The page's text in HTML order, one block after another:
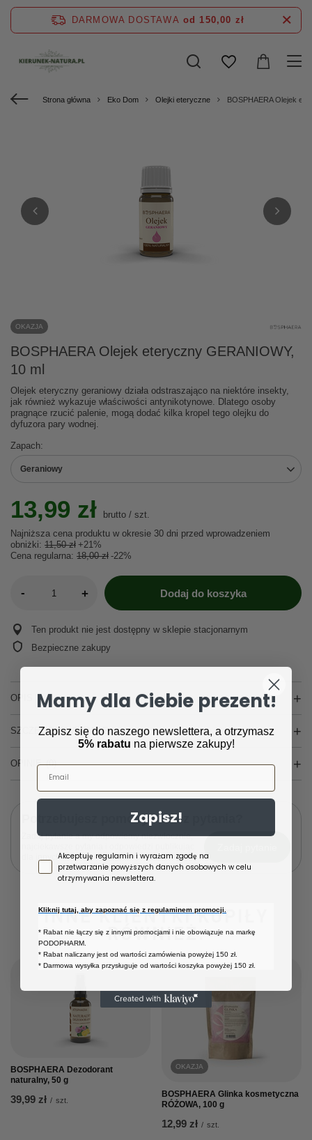
DARMOWA DOSTAWA od 150,00 zł
Strona główna Eko Dom Olejki eteryczne BOSPHAERA Olejek
OKAZJA
BOSPHAERA Olejek eteryczny GERANIOWY,
10 ml
Olejek eteryczny geraniowy działa odstraszająco na niektóre insekty,
jak również wykazuje właściwości antynikotynowe. Dlatego osoby
pragnące rzucić palenie, mogą dodać kilka kropel tego olejku do
dyfuzora pary wodnej.
Zapach
Geraniowy
13,99 zł brutto / szt.
Najniższa cena produktu w okresie 30 dni przed wprowadzeniem
obniżki: 11,50 zł +21%
Cena regularna: 18,00 zł -22%
- + Dodaj do koszyka
Ten produkt nie jest dostępny w sklepie stacjonarnym
Bezpieczne zakupy
OPIS
SZCZEGÓŁOWE DANE
OPINIE (0)
Potrzebujesz pomocy? Masz pytania?
Zadaj pytanie a my odpowiemy niezwłocznie,
dla innych.
INNE KLIENTKI KUPIŁY
RÓWNIEŻ:
BOSPHAERA Dezodorant
naturalny, 50 g
39,99 zł / szt.
OKAZJA
BOSPHAERA Glinka kosmetyczna
RÓŻOWA, 100 g
12,99 zł / szt.
Mamy dla Ciebie prezent!
Zapisz się do naszego newslettera, a otrzymasz
5% rabatu na pierwsze zakupy!
Email
Zapisz!
Zgoda newsletter
Akceptuję regulamin i wyrażam zgodę na
przetwarzanie powyższych danych osobowych w celu
otrzymywania newslettera.
Kliknij tutaj, aby zapoznać się z regulaminem promocji.
* Rabat nie łączy się z innymi promocjami i nie obowiązuje na markę
PODOPHARM.
* Rabat naliczany jest od wartości zamówienia powyżej 150 zł.
* Darmowa wysyłka przysługuje od wartości koszyka powyżej 150 zł.